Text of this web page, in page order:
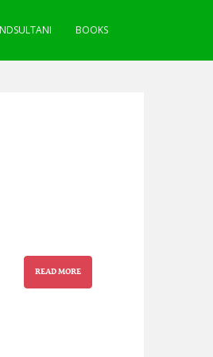
BOOKS
READ MORE